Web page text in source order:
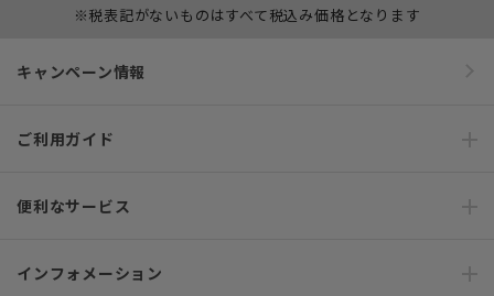
※税表記がないものはすべて税込み価格となります
キャンペーン情報
ご利用ガイド
便利なサービス
インフォメーション